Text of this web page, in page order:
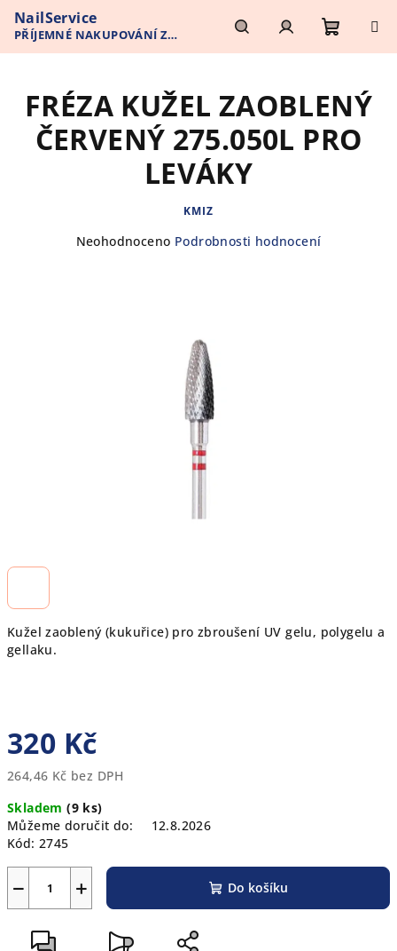
obsah
NailService
PŘÍJEMNÉ NAKUPOVÁNÍ Z
POHODLÍ VAŠEHO DOMOVA
HledatPřihlášení
košík
Kužel zaoblený (kukuřice) pro zbroušení UV gelu, polygelu a
gellaku.
320 Kč
264,46 Kč bez DPH
cena:
Skladem(9 ks)
Můžeme doručit do:
12.8.2026
Kód: 2745
+
− Do košíku
FRÉZA KUŽEL ZAOBLENÝ
ČERVENÝ 275.050L PRO
LEVÁKY
KMIZ
Průměrné
Neohodnoceno Podrobnosti hodnocení